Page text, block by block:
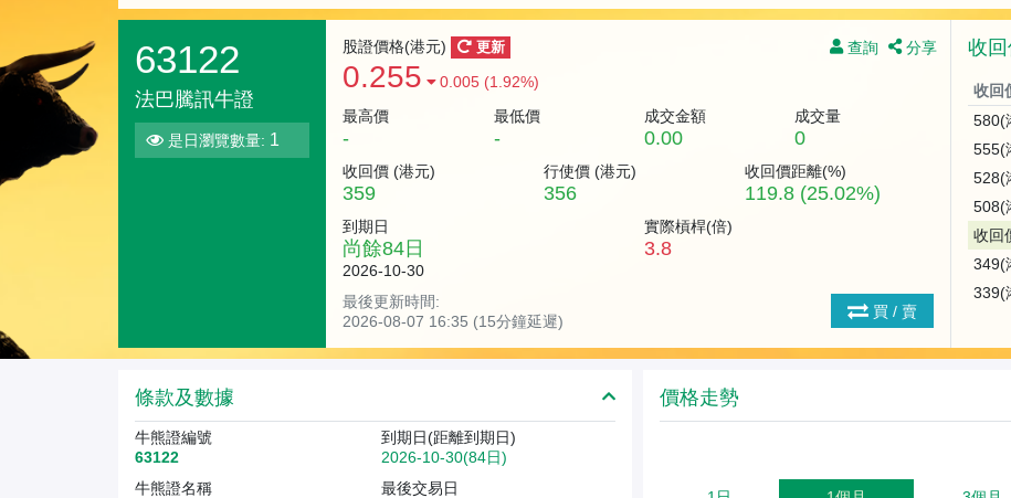
/
/
63122
法巴騰訊牛證
是日瀏覽數量: 1
查詢 分享
股證價格(港元) 更新
0.255
0.005 (1.92%)
最高價
-
最低價
-
成交金額
0.00
成交量
0
收回價 (港元)
359
行使價 (港元)
356
收回價距離(%)
119.8 (25.02%)
到期日
尚餘84日
2026-10-30
實際槓桿(倍)
3.8
最後更新時間:
2026-08-07 16:35 (15分鐘延遲)
買 / 賣
收
收回
580(
555(
528(
508(
收回
349(
339(
條款及數據
牛熊證編號
63122
到期日(距離到期日)
2026-10-30(84日)
牛熊證名稱
最後交易日
價格走勢